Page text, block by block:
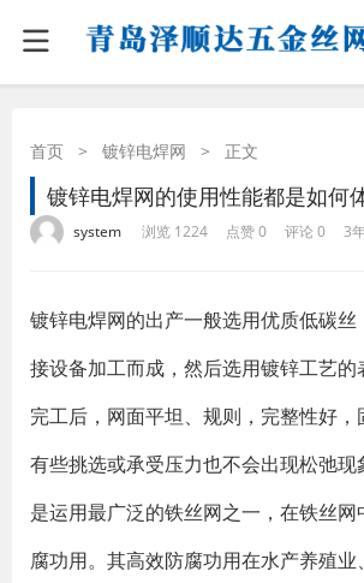
首页 > 镀锌电焊网 > 正文
镀锌电焊网的使用性能都是如何
system 浏览 1224 点赞 0 评论 0 3
镀锌电焊网的出产一般选用优质低碳
接设备加工而成，然后选用镀锌工艺的
完工后，网面平坦、规则，完整性好，
有些挑选或承受压力也不会出现松弛现
是运用最广泛的铁丝网之一，在铁丝
腐功用。其高效防腐功用在水产养殖